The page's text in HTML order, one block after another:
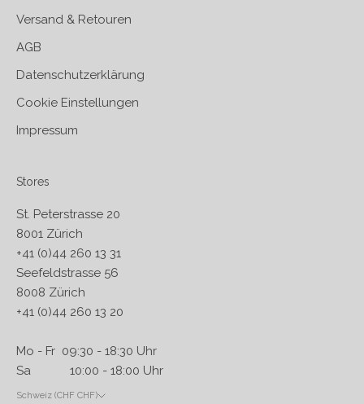
Versand & Retouren
AGB
Datenschutzerklärung
Cookie Einstellungen
Impressum
Stores
St. Peterstrasse 20
8001 Zürich
+41 (0)44 260 13 31
Seefeldstrasse 56
8008 Zürich
+41 (0)44 260 13 20
Mo - Fr 09:30 - 18:30 Uhr
Sa 10:00 - 18:00 Uhr
Schweiz (CHF CHF)